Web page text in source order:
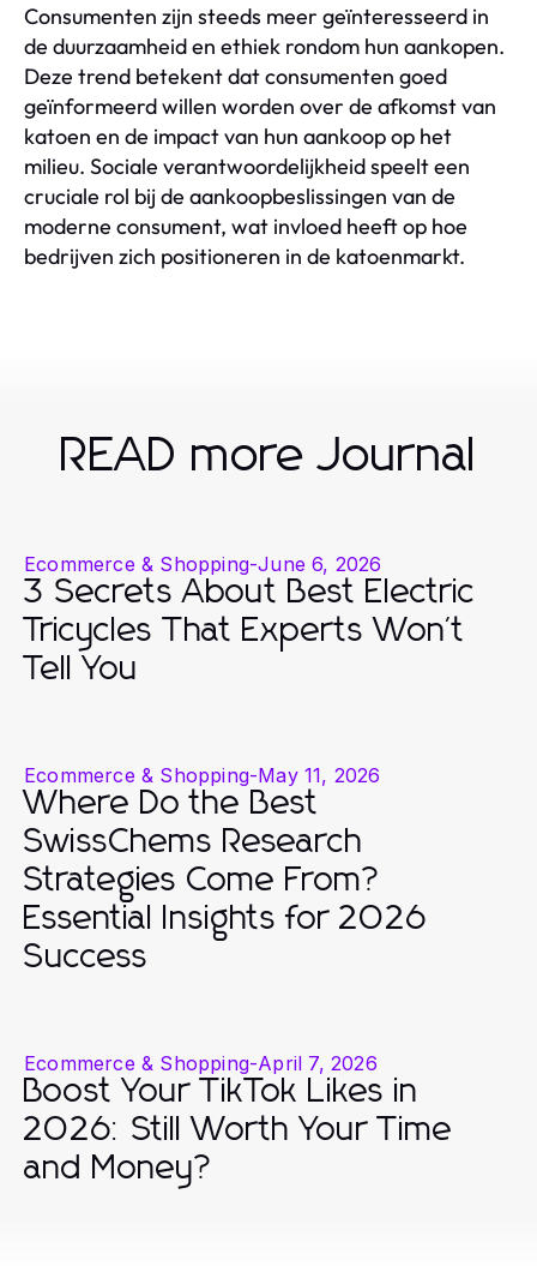
Consumenten zijn steeds meer geïnteresseerd in
de duurzaamheid en ethiek rondom hun aankopen.
Deze trend betekent dat consumenten goed
geïnformeerd willen worden over de afkomst van
katoen en de impact van hun aankoop op het
milieu. Sociale verantwoordelijkheid speelt een
cruciale rol bij de aankoopbeslissingen van de
moderne consument, wat invloed heeft op hoe
bedrijven zich positioneren in de katoenmarkt.
READ more Journal
Ecommerce & Shopping-June 6, 2026
3 Secrets About Best Electric
Tricycles That Experts Won't
Tell You
Ecommerce & Shopping-May 11, 2026
Where Do the Best
SwissChems Research
Strategies Come From?
Essential Insights for 2026
Success
Ecommerce & Shopping-April 7, 2026
Boost Your TikTok Likes in
2026: Still Worth Your Time
and Money?